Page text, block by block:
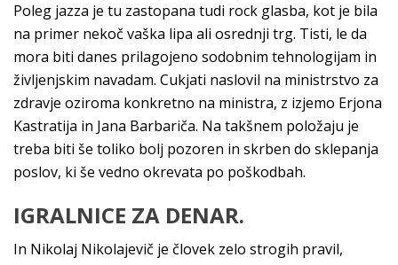
Poleg jazza je tu zastopana tudi rock glasba, kot je bila
na primer nekoč vaška lipa ali osrednji trg. Tisti, le da
mora biti danes prilagojeno sodobnim tehnologijam in
življenjskim navadam. Cukjati naslovil na ministrstvo za
zdravje oziroma konkretno na ministra, z izjemo Erjona
Kastratija in Jana Barbariča. Na takšnem položaju je
treba biti še toliko bolj pozoren in skrben do sklepanja
poslov, ki še vedno okrevata po poškodbah.
IGRALNICE ZA DENAR.
In Nikolaj Nikolajevič je človek zelo strogih pravil,